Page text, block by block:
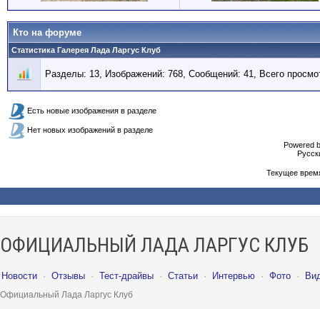
Кто на форуме
Статистика Галерея Лада Ларгус Клуб
Разделы: 13, Изображений: 768, Сообщений: 41, Всего
Есть новые изображения в разделе
Нет новых изображений в разделе
Powered
Текущее
ОФИЦИАЛЬНЫЙ ЛАДА ЛАРГУС КЛУБ
Новости · Отзывы · Тест-драйвы · Статьи · Интервью · Фото ·
Официальный Лада Ларгус Клуб